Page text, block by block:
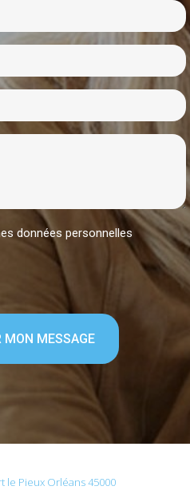
données personnelles
MON MESSAGE
le Pieux Orléans 45000